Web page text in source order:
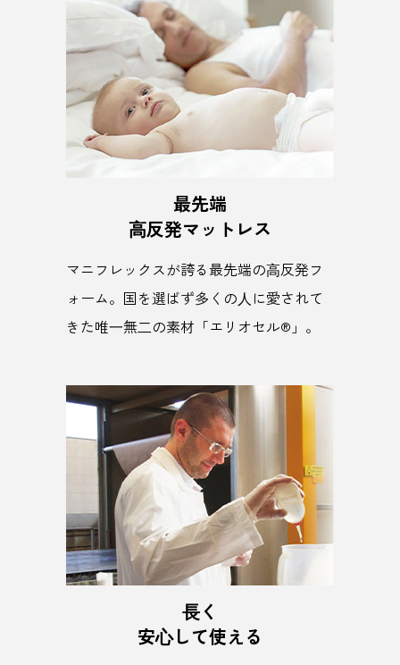
最先端
⾼反発マットレス
マニフレックスが誇る最先端の⾼反発フ
ォーム。国を選ばず多くの⼈に愛されて
きた唯⼀無⼆の素材「エリオセル®」。
⻑く
安⼼して使える